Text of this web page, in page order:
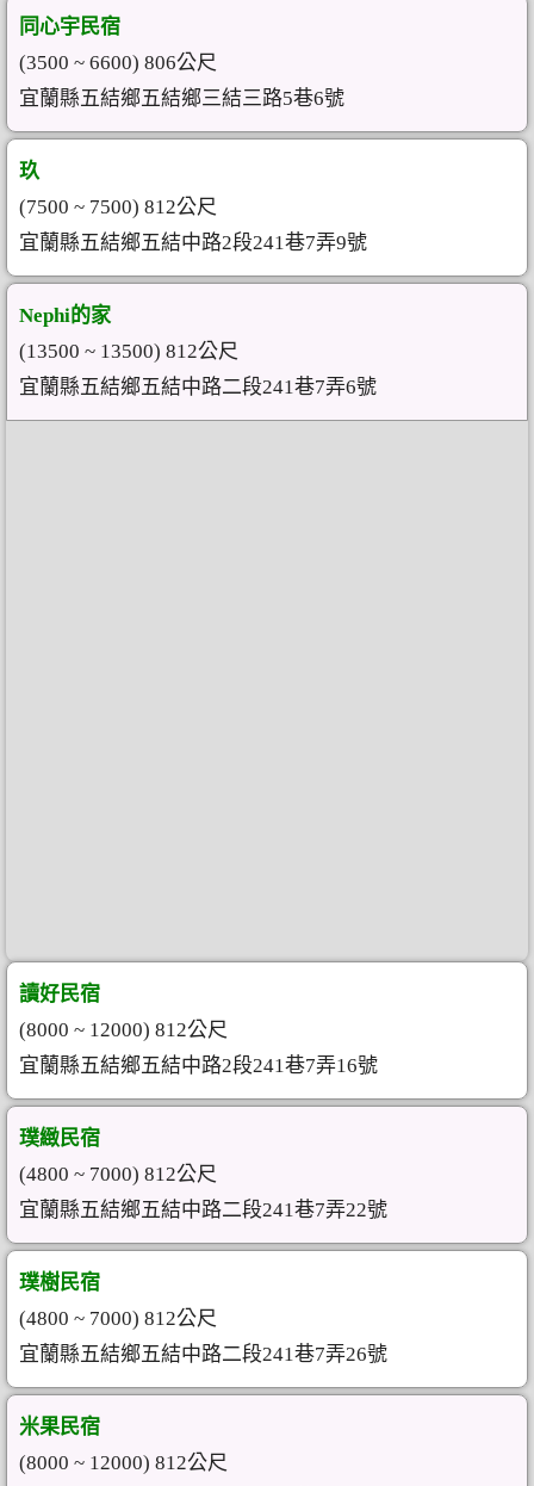
同心宇民宿
(3500 ~ 6600) 806公尺
宜蘭縣五結鄉五結鄉三結三路5巷6號
玖
(7500 ~ 7500) 812公尺
宜蘭縣五結鄉五結中路2段241巷7弄9號
Nephi的家
(13500 ~ 13500) 812公尺
宜蘭縣五結鄉五結中路二段241巷7弄6號
讀好民宿
(8000 ~ 12000) 812公尺
宜蘭縣五結鄉五結中路2段241巷7弄16號
璞緻民宿
(4800 ~ 7000) 812公尺
宜蘭縣五結鄉五結中路二段241巷7弄22號
璞樹民宿
(4800 ~ 7000) 812公尺
宜蘭縣五結鄉五結中路二段241巷7弄26號
米果民宿
(8000 ~ 12000) 812公尺